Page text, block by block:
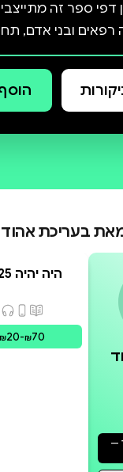
דפי ספר זה
רפאים ובני אדם,
מחככות כתפיים עם
והסיפורים צומחים
מאת בעריכת אהוד
—
היה יהיה 2025
₪20-₪70